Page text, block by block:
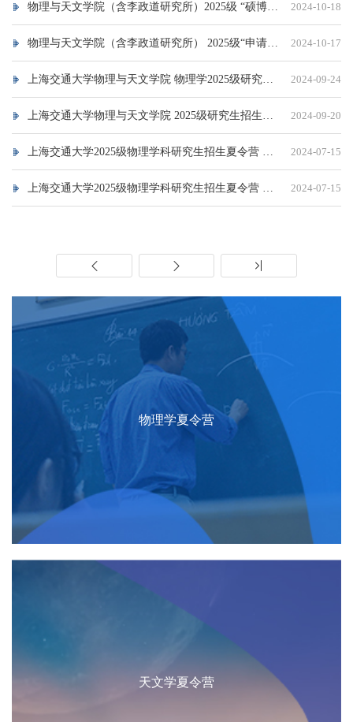
物理与天文学院（含李政道研究所）2025级 “硕博连读”博士生招生办法 2024-10-18
物理与天文学院（含李政道研究所） 2025级“申请-考核制” 博士生招生办法 2024-10-17
上海交通大学物理与天文学院 物理学2025级研究生招生预推免面试 成绩公示 2024-09-24
上海交通大学物理与天文学院 2025级研究生招生预推免 面试名单 2024-09-20
上海交通大学2025级物理学科研究生招生夏令营 面试成绩公示 （直博生 B类营员） 2024-07-15
上海交通大学2025级物理学科研究生招生夏令营 面试成绩公示 （直博生 A类营员） 2024-07-15
物理学夏令营
天文学夏令营